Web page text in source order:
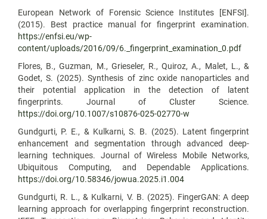
European Network of Forensic Science Institutes [ENFSI].
(2015). Best practice manual for fingerprint examination.
https://enfsi.eu/wp-
content/uploads/2016/09/6._fingerprint_examination_0.pdf
Flores, B., Guzman, M., Grieseler, R., Quiroz, A., Malet, L., &
Godet, S. (2025). Synthesis of zinc oxide nanoparticles and
their potential application in the detection of latent
fingerprints. Journal of Cluster Science.
https://doi.org/10.1007/s10876-025-02770-w
Gundgurti, P. E., & Kulkarni, S. B. (2025). Latent fingerprint
enhancement and segmentation through advanced deep-
learning techniques. Journal of Wireless Mobile Networks,
Ubiquitous Computing, and Dependable Applications.
https://doi.org/10.58346/jowua.2025.i1.004
Gundgurti, R. L., & Kulkarni, V. B. (2025). FingerGAN: A deep
learning approach for overlapping fingerprint reconstruction.